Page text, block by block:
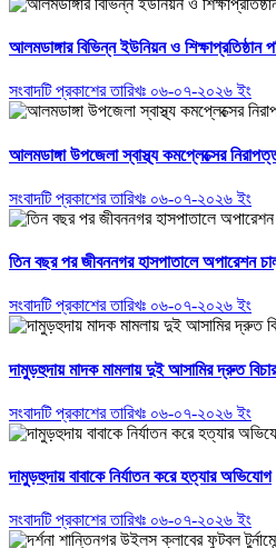
আলমডাঙ্গার বিভিন্ন ইউনিয়ন ও
সংবাদটি প্রকাশের তারিখঃ ০৬-০৭-২০২৬ ইং
আলমডাঙ্গা উপজেলা স্বাস্থ্য কমপ্লেক্সের
সংবাদটি প্রকাশের তারিখঃ ০৬-০৭-২০২৬ ইং
তিন বছর পর জীবননগর হাসপাতালে অপারেশন
সংবাদটি প্রকাশের তারিখঃ ০৬-০৭-২০২৬ ইং
দামুড়হুদায় মাদক মামলায় দুই আসামির দ্রুত বিচার
সংবাদটি প্রকাশের তারিখঃ ০৬-০৭-২০২৬ ইং
দামুড়হুদায় বাবাকে নির্যাতন করে হত্যার অভিযোগ
সংবাদটি প্রকাশের তারিখঃ ০৬-০৭-২০২৬ ইং